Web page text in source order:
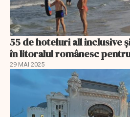
55 de hoteluri all inclusive
în litoralul românesc
29 MAI 2025